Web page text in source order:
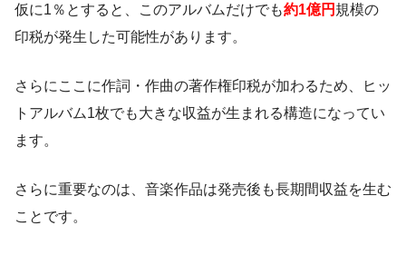
仮に1％とすると、このアルバムだけでも約1億円 規模の
印税が発生した可能性があります。
さらにここに作詞・作曲の著作権印税が加わるため、ヒッ
トアルバム1枚でも大きな収益が生まれる構造になってい
ます。
さらに重要なのは、音楽作品は発売後も長期間収益を生む
ことです。